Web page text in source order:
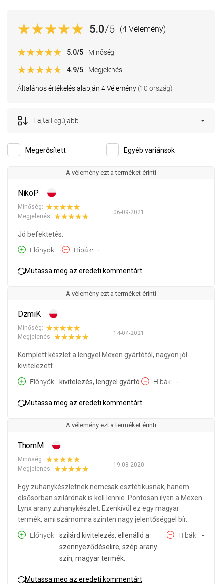
5.0/5 (4 Vélemény)
Általános értékelés alapján 4 Vélemény (10 ország)
5.0/5 Minőség
4.9/5 Megjelenés
Megerősített Egyéb variánsok
Fajta:Legújabb
A vélemény ezt a terméket érinti
NikoP
06-09-2021
Minőség:
Megjelenés:
Jó befektetés.
Előnyök
- Hibák -
Mutassa meg az eredeti kommentárt
A vélemény ezt a terméket érinti
DzmiK
14-04-2021
Minőség:
Megjelenés:
Komplett készlet a lengyel Mexen gyártótól, nagyon jól
kivitelezett.
Előnyök
kivitelezés, lengyel gyártó. Hibák -
Mutassa meg az eredeti kommentárt
A vélemény ezt a terméket érinti
ThomM
19-08-2020
Minőség:
Megjelenés:
Egy zuhanykészletnek nemcsak esztétikusnak, hanem
elsősorban szilárdnak is kell lennie. Pontosan ilyen a Mexen
Lynx arany zuhanykészlet. Ezenkívül ez egy magyar
termék, ami számomra szintén nagy jelentőséggel bír.
Előnyök
szilárd kivitelezés, ellenálló a
szennyeződésekre, szép arany
szín, magyar termék.
Hibák -
Mutassa meg az eredeti kommentárt